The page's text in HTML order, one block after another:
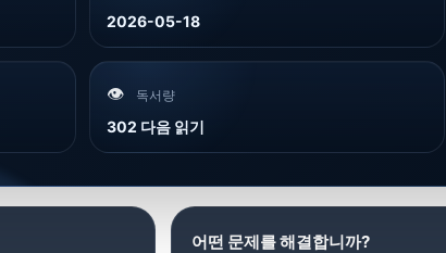
2026-05-18
👁️ 독서량
302 다음 읽기
어떤 문제를 해결합니까?